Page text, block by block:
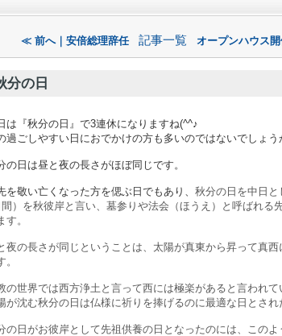
≪ 前へ｜安倍総理辞任 記事一覧 オープンハウス
分の日
は『秋分の日』で3連休になりますね(^^♪
過ごしやすい日におでかけの方も多いのではないでしょう
の日は昼と夜の長さがほぼ同じです。
を敬い亡くなった方を偲ぶ日でもあり、 秋分の日を中日
）を秋彼岸と言い、墓参りや法会（ほうえ）と呼ばれる
す。
夜の長さが同じということは、太陽が真東から昇って真西
。
の世界では西方浄土と言って西には極楽があると言われて
が沈む秋分の日は仏様に祈りを捧げるのに最適な日とされ
の日がお彼岸として先祖供養の日となったのには、この